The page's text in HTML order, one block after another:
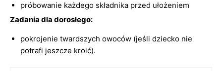
próbowanie każdego składnika przed ułożeniem
Zadania dla dorosłego:
pokrojenie twardszych owoców (jeśli dziecko nie
potrafi jeszcze kroić).